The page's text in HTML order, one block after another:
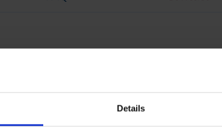
Details
in vereffening
tot 12:00